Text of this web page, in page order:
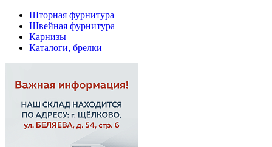
Шторная фурнитура
Швейная фурнитура
Карнизы
Каталоги, брелки